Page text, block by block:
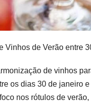
Vinhos de Verão entre
de vinhos
os dias 30 de janeiro
nos rótulos de